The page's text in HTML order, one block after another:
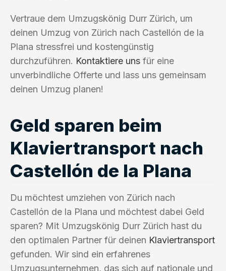
Vertraue dem Umzugskönig Durr Zürich, um
deinen Umzug von Zürich nach Castellón de la
Plana stressfrei und kostengünstig
durchzuführen. Kontaktiere uns für eine
unverbindliche Offerte und lass uns gemeinsam
deinen Umzug planen!
Geld sparen beim
Klaviertransport nach
Castellón de la Plana
Du möchtest umziehen von Zürich nach
Castellón de la Plana und möchtest dabei Geld
sparen? Mit Umzugskönig Durr Zürich hast du
den optimalen Partner für deinen Klaviertransport
gefunden. Wir sind ein erfahrenes
Umzugsunternehmen, das sich auf nationale und